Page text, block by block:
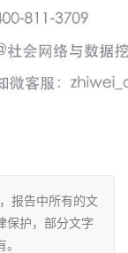
报告中所有的文
保护，部分文字